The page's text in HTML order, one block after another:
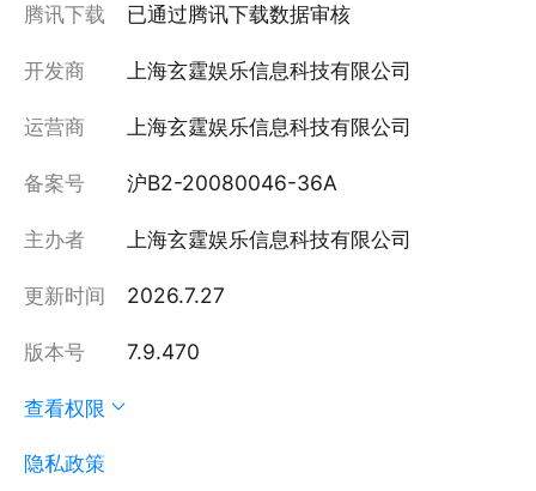
腾讯下载 已通过腾讯下载数据审核
开发商 上海玄霆娱乐信息科技有限公司
运营商 上海玄霆娱乐信息科技有限公司
备案号 沪B2-20080046-36A
主办者 上海玄霆娱乐信息科技有限公司
更新时间 2026.7.27
版本号 7.9.470
查看权限
隐私政策